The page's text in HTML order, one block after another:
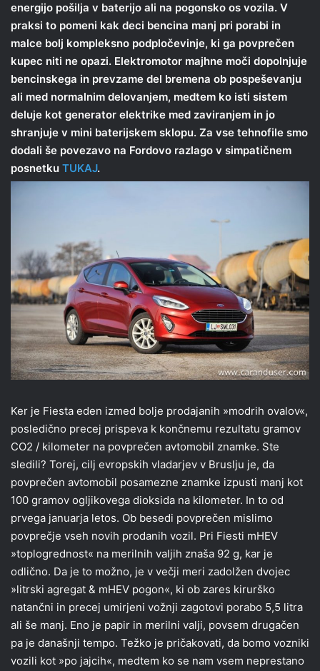
energijo pošilja v baterijo ali na pogonsko os vozila. V
praksi to pomeni kak deci bencina manj pri porabi in
malce bolj kompleksno podpločevinje, ki ga povprečen
kupec niti ne opazi. Elektromotor majhne moči dopolnjuje
bencinskega in prevzame del bremena ob pospeševanju
ali med normalnim delovanjem, medtem ko isti sistem
deluje kot generator elektrike med zaviranjem in jo
shranjuje v mini baterijskem sklopu. Za vse tehnofile smo
dodali še povezavo na Fordovo razlago v simpatičnem
posnetku TUKAJ.
Ker je Fiesta eden izmed bolje prodajanih »modrih ovalov«,
posledično precej prispeva k končnemu rezultatu gramov
CO2 / kilometer na povprečen avtomobil znamke. Ste
sledili? Torej, cilj evropskih vladarjev v Bruslju je, da
povprečen avtomobil posamezne znamke izpusti manj kot
100 gramov ogljikovega dioksida na kilometer. In to od
prvega januarja letos. Ob besedi povprečen mislimo
povprečje vseh novih prodanih vozil. Pri Fiesti mHEV
»toplogrednost« na merilnih valjih znaša 92 g, kar je
odlično. Da je to možno, je v večji meri zadolžen dvojec
»litrski agregat & mHEV pogon«, ki ob zares kirurško
natančni in precej umirjeni vožnji zagotovi porabo 5,5 litra
ali še manj. Eno je papir in merilni valji, povsem drugačen
pa je današnji tempo. Težko je pričakovati, da bomo vozniki
vozili kot »po jajcih«, medtem ko se nam vsem neprestano